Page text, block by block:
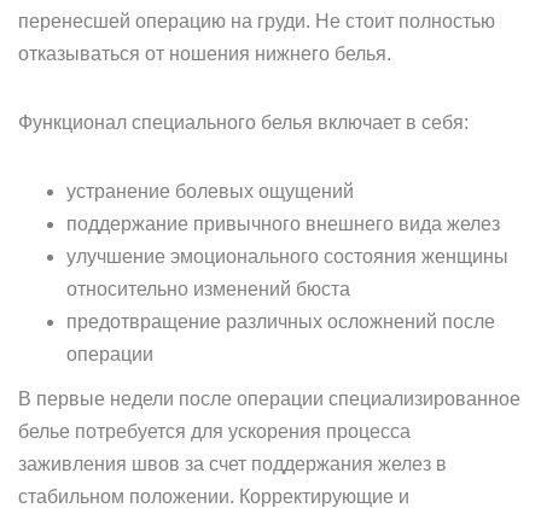
перенесшей операцию на груди. Не стоит полностью
отказываться от ношения нижнего белья.
Функционал специального белья включает в себя:
устранение болевых ощущений
поддержание привычного внешнего вида желез
улучшение эмоционального состояния женщины
относительно изменений бюста
предотвращение различных осложнений после
операции
В первые недели после операции специализированное
белье потребуется для ускорения процесса
заживления швов за счет поддержания желез в
стабильном положении. Корректирующие и